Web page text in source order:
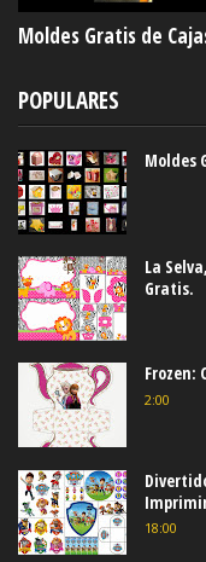
Moldes Gratis de
POPULARES
Moldes
La
Gratis.
Frozen:
2:00
18:00